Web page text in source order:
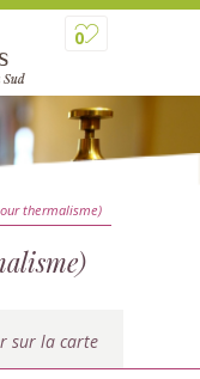
0
thermalisme)
sur la carte